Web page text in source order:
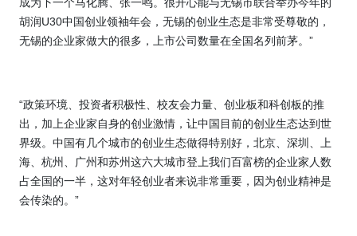
胡润U30中国创业领袖年会，无锡的创业生态是非常受尊敬的，
无锡的企业家做大的很多，上市公司数量在全国名列前茅。”
“政策环境、投资者积极性、校友会力量、创业板和科创板的推
出，加上企业家自身的创业激情，让中国目前的创业生态达到世
界级。中国有几个城市的创业生态做得特别好，北京、深圳、上
海、杭州、广州和苏州这六大城市登上我们百富榜的企业家人数
占全国的一半，这对年轻创业者来说非常重要，因为创业精神是
会传染的。”